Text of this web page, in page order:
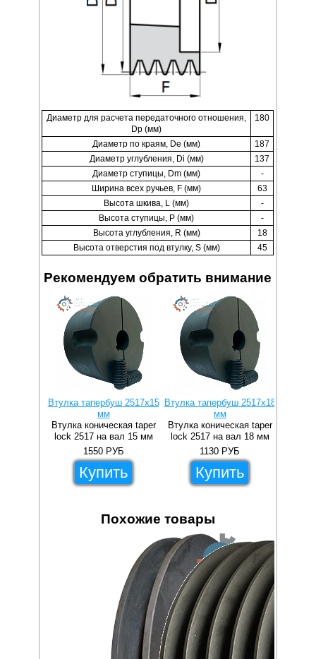
Диаметр для расчета передаточного отношения,
Dp (мм)
180
Диаметр по краям, De (мм)
187
Диаметр углубления, Di (мм)
137
Диаметр ступицы, Dm (мм)
-
Ширина всех ручьев, F (мм)
63
Высота шкива, L (мм)
-
Высота ступицы, P (мм)
-
Высота углубления, R (мм)
18
Высота отверстия под втулку, S (мм)
45
Рекомендуем обратить внимание
Втулка тапербуш 2517x15
мм
Втулка коническая taper
lock 2517 на вал 15 мм
1550 РУБ
Купить
Втулка тапербуш 2517x18
мм
Втулка коническая taper
lock 2517 на вал 18 мм
1130 РУБ
Купить
Похожие товары